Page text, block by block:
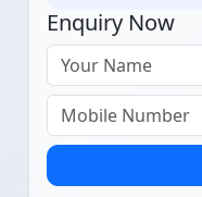
Enquiry Now